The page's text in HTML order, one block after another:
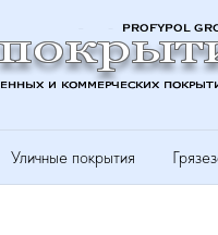
Уличные покрытия